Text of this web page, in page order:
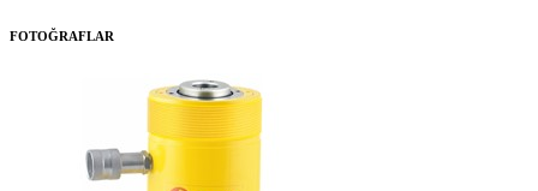
FOTOĞRAFLAR